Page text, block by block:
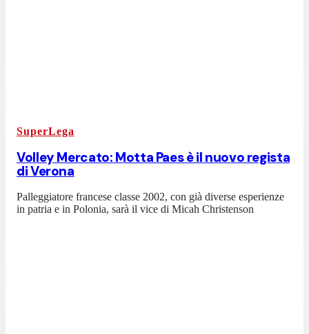
SuperLega
Volley Mercato: Motta Paes è il nuovo regista
di Verona
Palleggiatore francese classe 2002, con già diverse esperienze
in patria e in Polonia, sarà il vice di Micah Christenson